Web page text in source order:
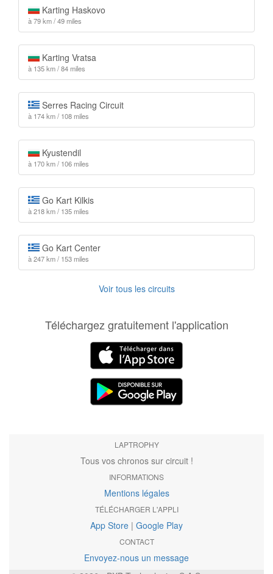
Karting Haskovo
à 79 km / 49 miles
Karting Vratsa
à 135 km / 84 miles
Serres Racing Circuit
à 174 km / 108 miles
Kyustendil
à 170 km / 106 miles
Go Kart Kilkis
à 218 km / 135 miles
Go Kart Center
à 247 km / 153 miles
Voir tous les circuits
Téléchargez gratuitement l'application
LAPTROPHY
Tous vos chronos sur circuit !
INFORMATIONS
Mentions légales
TÉLÉCHARGER L'APPLI
App Store | Google Play
CONTACT
Envoyez-nous un message